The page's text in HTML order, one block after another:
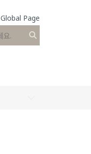
Global Page